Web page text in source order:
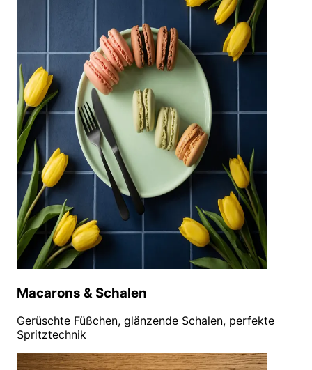
Macarons & Schalen
Gerüschte Füßchen, glänzende Schalen, perfekte
Spritztechnik